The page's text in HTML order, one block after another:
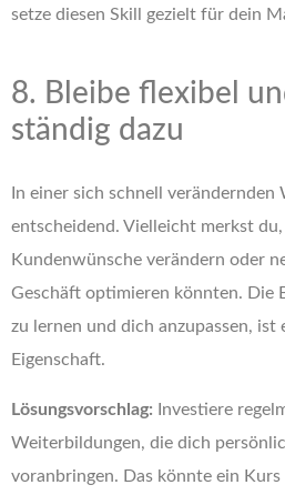
setze diesen Skill gezielt für dein
8. Bleibe flexibel
ständig dazu
In einer sich schnell
entscheidend. Vielleicht merkst du,
Kundenwünsche verändern oder
Geschäft optimieren könnten. Die
zu lernen und dich anzupassen, ist
Eigenschaft.
Lösungsvorschlag: Investiere
Weiterbildungen, die dich
voranbringen. Das könnte ein